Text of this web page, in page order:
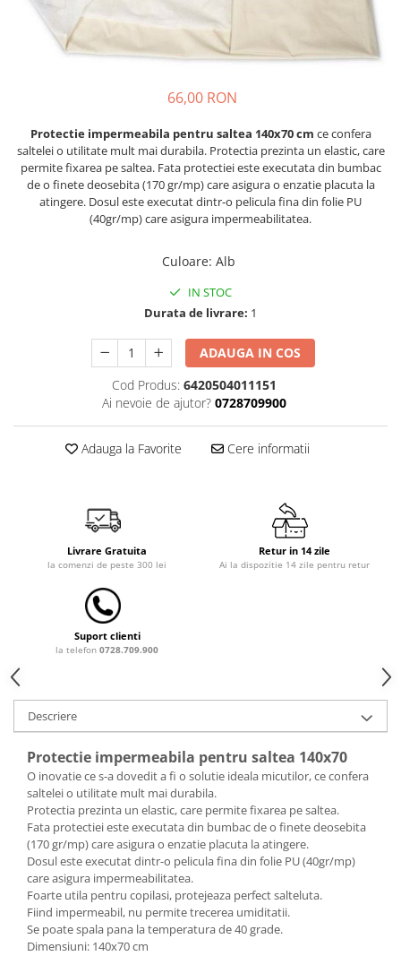
Lenjerii patut 140 x 70 cm
Lenjerie patuturi tineret
Protectii saltea
Tarcuri si patuturi pliabile
Patut pliant copii
Tarc de joaca copii
Bariere si protectie laterala pat
Carusele patut
Costum carnaval copii
Dulap si cutii depozitare jucarii
Fotolii copii
Mobilier Birou
Sac de dormit copii
Sac de dormit 60 cm
Sac de dormit 70 cm
Sac de dormit 80 cm
Sac de dormit 90 cm
Sac de dormit 100 cm
Sac de dormit 110 cm
Sac de dormit 120 cm
Sac de dormit 130 cm
Sac de dormit 140 cm
Sac de dormit 150 cm
Sac de dormit tineret
Saltele de infasat
Biciclete fara pedale
Casca protectie copii
Role copii si adulti
Scaune de biciclete copii
Skateboard
Trotinete copii si adulti
Papusi si cele necesare
Trenulete jucarii
Trambuline si accesorii
Accesorii Trambuline
Tensiometre
Termometre
Saltele si Covoare sport Fitness
sau Yoga
Scara antrenament
66,00 RON
Protectie impermeabila pentru saltea 140x70 cm ce confera
saltelei o utilitate mult mai durabila. Protectia prezinta un elastic, care
permite fixarea pe saltea. Fata protectiei este executata din bumbac
de o finete deosebita (170 gr/mp) care asigura o enzatie placuta la
atingere. Dosul este executat dintr-o pelicula fina din folie PU
(40gr/mp) care asigura impermeabilitatea.
Culoare: Alb
IN STOC
Durata de livrare: 1
ADAUGA IN COS
Cod Produs: 6420504011151
Ai nevoie de ajutor? 0728709900
Adauga la Favorite Cere informatii
Livrare Gratuita
la comenzi de peste 300 lei
Retur in 14 zile
Ai la dispozitie 14 zile pentru retur
Suport clienti
la telefon 0728.709.900
Descriere
Protectie impermeabila pentru saltea 140x70
O inovatie ce s-a dovedit a fi o solutie ideala micutilor, ce confera
saltelei o utilitate mult mai durabila.
Protectia prezinta un elastic, care permite fixarea pe saltea.
Fata protectiei este executata din bumbac de o finete deosebita
(170 gr/mp) care asigura o enzatie placuta la atingere.
Dosul este executat dintr-o pelicula fina din folie PU (40gr/mp)
care asigura impermeabilitatea.
Foarte utila pentru copilasi, protejeaza perfect salteluta.
Fiind impermeabil, nu permite trecerea umiditatii.
Se poate spala pana la temperatura de 40 grade.
Dimensiuni: 140x70 cm